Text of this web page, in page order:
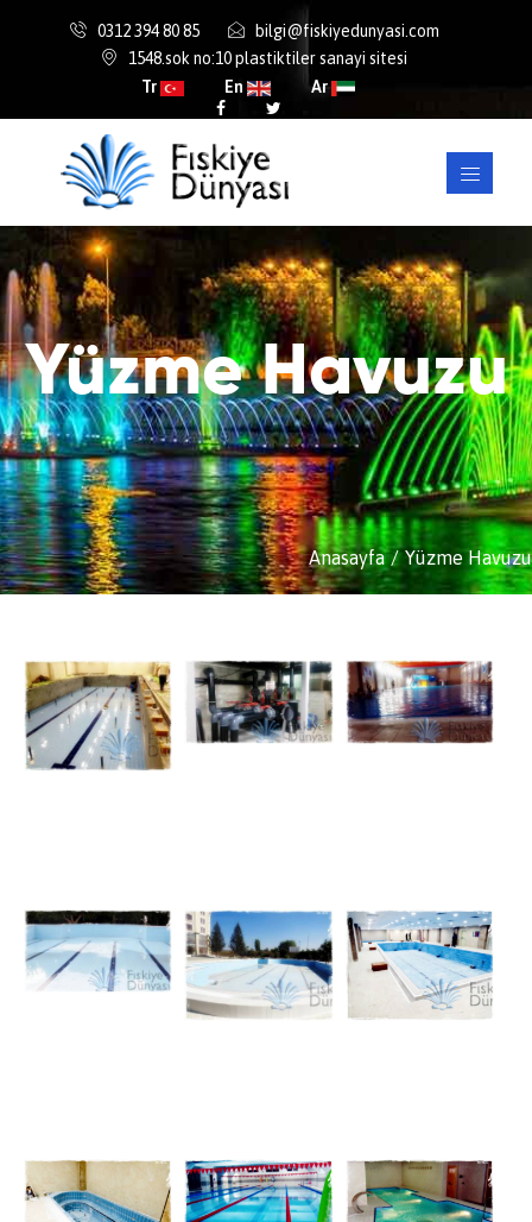
0312 394 80 85
bilgi@fiskiyedunyasi.com
1548.sok no:10 plastiktiler sanayi sitesi
Tr
En Ar
Yüzme Havuzu
Anasayfa Yüzme Havuzu